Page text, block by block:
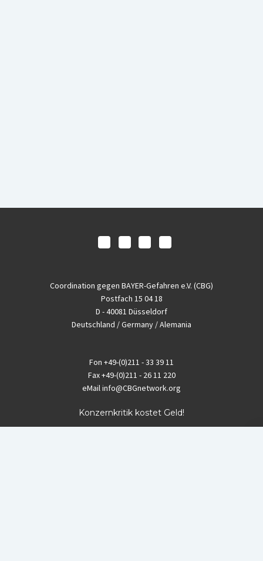
Coordination gegen BAYER-Gefahren e.V. (CBG)
Postfach 15 04 18
D - 40081 Düsseldorf
Deutschland / Germany / Alemania
Fon +49-(0)211 - 33 39 11
Fax+49-(0)211 - 26 11 220
eMailinfo@CBGnetwork.org
Konzernkritik kostet Geld!